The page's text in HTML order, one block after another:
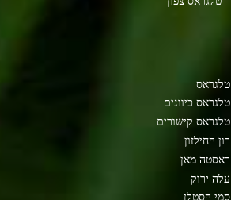
טלגראס
טלגראס כיוונים
טלגראס קישורים
רון החילזון
ראסטה מאן
עלה ירוק
סמי הסטלן